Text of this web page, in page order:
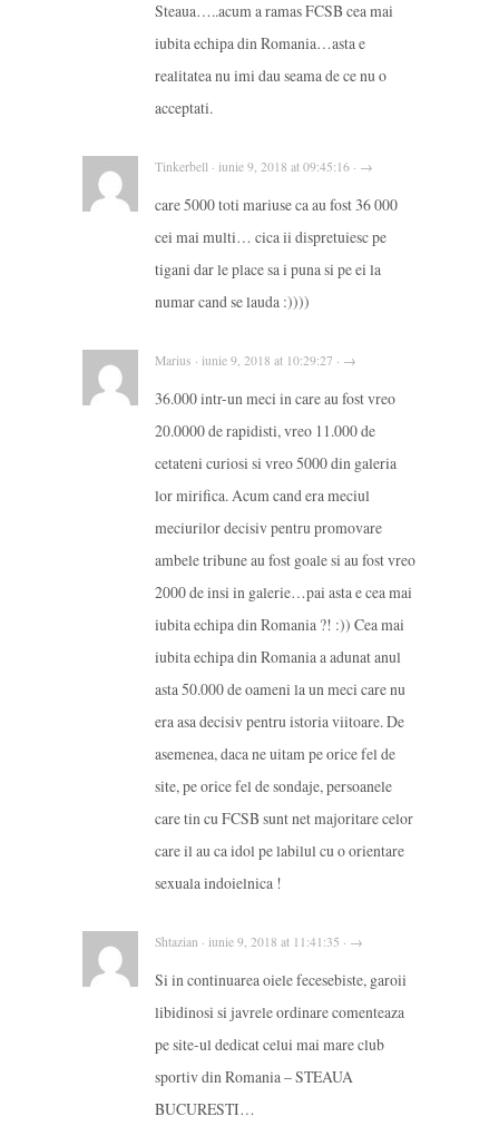
Steaua…..acum a ramas FCSB cea mai
iubita echipa din Romania…asta e
realitatea nu imi dau seama de ce nu o
acceptati.
Tinkerbell · iunie 9, 2018 at 09:45:16 · →
care 5000 toti mariuse ca au fost 36 000
cei mai multi… cica ii dispretuiesc pe
tigani dar le place sa i puna si pe ei la
numar cand se lauda :))))
Marius · iunie 9, 2018 at 10:29:27 · →
36.000 intr-un meci in care au fost vreo
20.0000 de rapidisti, vreo 11.000 de
cetateni curiosi si vreo 5000 din galeria
lor mirifica. Acum cand era meciul
meciurilor decisiv pentru promovare
ambele tribune au fost goale si au fost vreo
2000 de insi in galerie…pai asta e cea mai
iubita echipa din Romania ?! :)) Cea mai
iubita echipa din Romania a adunat anul
asta 50.000 de oameni la un meci care nu
era asa decisiv pentru istoria viitoare. De
asemenea, daca ne uitam pe orice fel de
site, pe orice fel de sondaje, persoanele
care tin cu FCSB sunt net majoritare celor
care il au ca idol pe labilul cu o orientare
sexuala indoielnica !
Shtazian · iunie 9, 2018 at 11:41:35 · →
Si in continuarea oiele fecesebiste, garoii
libidinosi si javrele ordinare comenteaza
pe site-ul dedicat celui mai mare club
sportiv din Romania – STEAUA
BUCURESTI…